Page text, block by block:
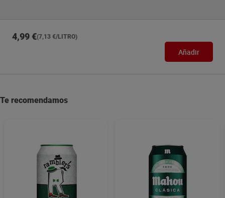
4,99 €(7,13 €/LITRO)
Añadir
Te recomendamos